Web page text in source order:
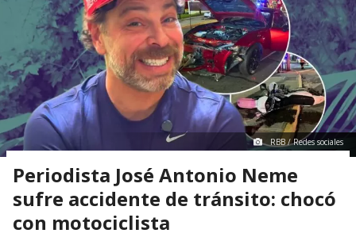
RBB / Redes sociales
Periodista José Antonio Neme
sufre accidente de tránsito: chocó
con motociclista